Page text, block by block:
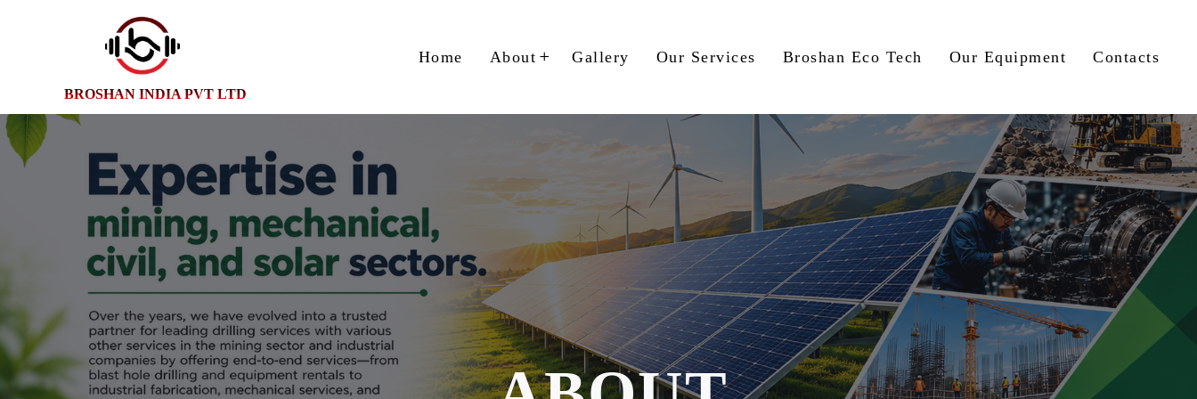
BROSHAN INDIA PVT LTD
Home About Gallery Our Services Broshan Eco Tech Our Equipment Contacts